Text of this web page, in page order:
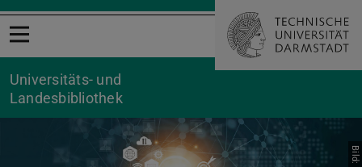
Menü öffnen
Universitäts- und
Landesbibliothek